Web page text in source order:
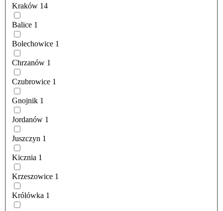
Kraków 14
Balice 1
Bolechowice 1
Chrzanów 1
Czubrowice 1
Gnojnik 1
Jordanów 1
Juszczyn 1
Kicznia 1
Krzeszowice 1
Królówka 1